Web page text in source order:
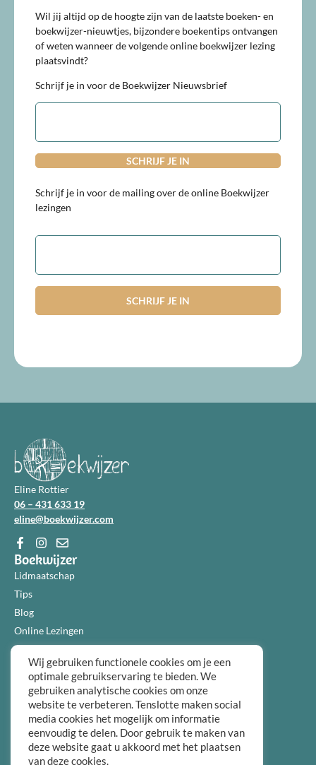
Wil jij altijd op de hoogte zijn van de laatste boeken- en
boekwijzer-nieuwtjes, bijzondere boekentips ontvangen
of weten wanneer de volgende online boekwijzer lezing
plaatsvindt?
Schrijf je in voor de Boekwijzer Nieuwsbrief
E-
Schrijf je in voor de mailing over de online Boekwijzer
lezingen
E-
Eline Rottier
06 – 431 633 19
eline@boekwijzer.com
Boekwijzer
Lidmaatschap
Tips
Blog
Online Lezingen
Diensten
Over ons
Informatie
Algemene voorwaarden
Privacybeleid
Over ons
FAQ
Wij gebruiken functionele cookies om je een
optimale gebruikservaring te bieden. We
gebruiken analytische cookies om onze
website te verbeteren. Tenslotte maken social
media cookies het mogelijk om informatie
eenvoudig te delen. Door gebruik te maken van
deze website gaat u akkoord met het plaatsen
van deze cookies.